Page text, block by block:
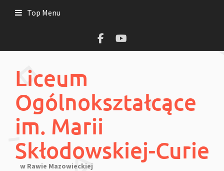
Top Menu
Liceum
Ogólnokształcące
im. Marii
Skłodowskiej-Curie
w Rawie Mazowieckiej